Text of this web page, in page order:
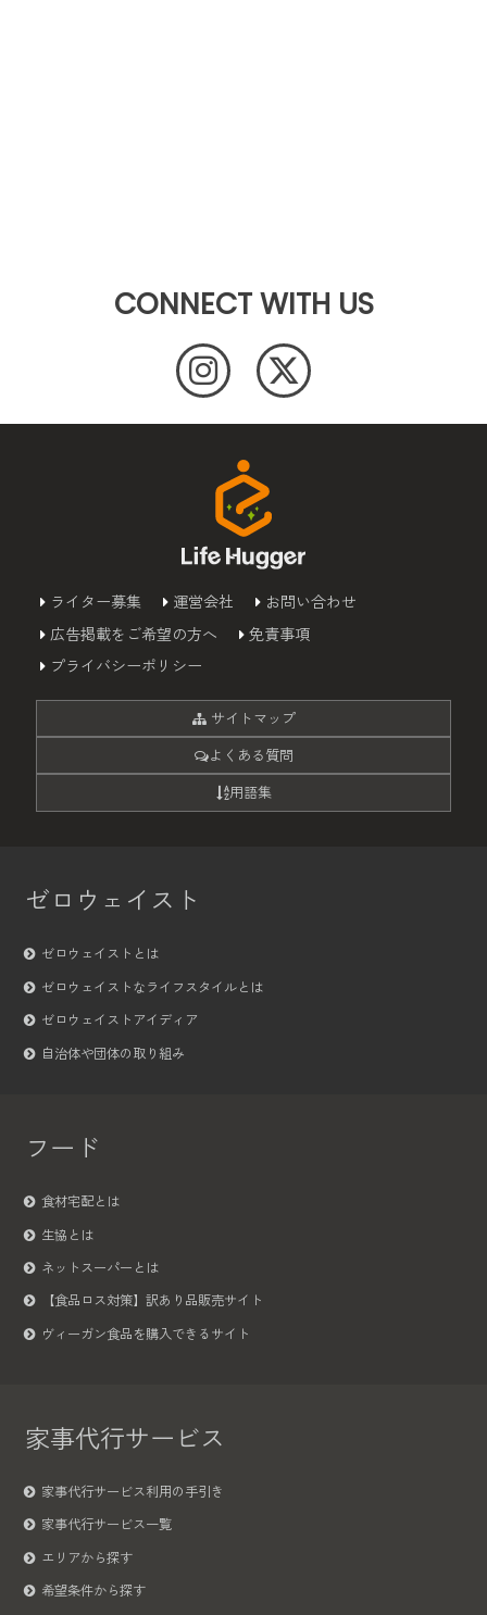
CONNECT WITH US
ライター募集 運営会社
お問い合わせ
広告掲載をご希望の方へ
免責事項
プライバシーポリシー
サイトマップ
よくある質問
用語集
ゼロウェイスト
ゼロウェイストとは
ゼロウェイストなライフスタイルとは
ゼロウェイストアイディア
自治体や団体の取り組み
フード
食材宅配とは
生協とは
ネットスーパーとは
【食品ロス対策】訳あり品販売サイト
ヴィーガン食品を購入できるサイト
家事代行サービス
家事代行サービス利用の手引き
家事代行サービス一覧
エリアから探す
希望条件から探す